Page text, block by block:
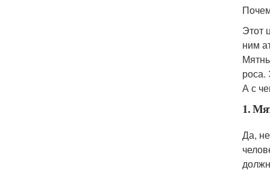
Этот
ним
роса.
А с
1.
Да,